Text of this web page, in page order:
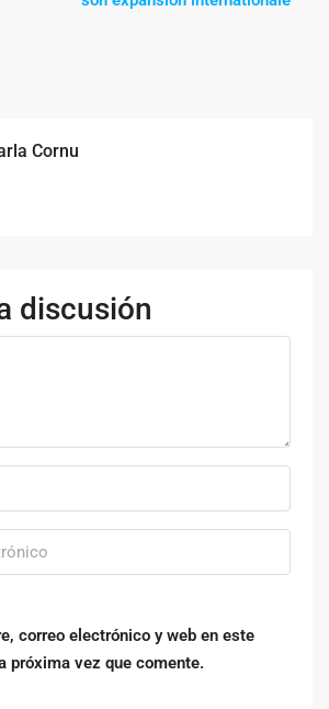
Cornu
discusión
correo electrónico y web en este
próxima vez que comente.